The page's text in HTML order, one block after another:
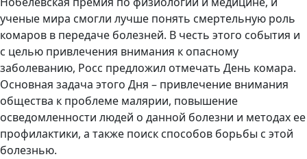
ученые мира смогли лучше понять смертельную роль
комаров в передаче болезней. В честь этого события и
с целью привлечения внимания к опасному
заболеванию, Росс предложил отмечать День комара.
Основная задача этого Дня – привлечение внимания
общества к проблеме малярии, повышение
осведомленности людей о данной болезни и методах ее
профилактики, а также поиск способов борьбы с этой
болезнью.